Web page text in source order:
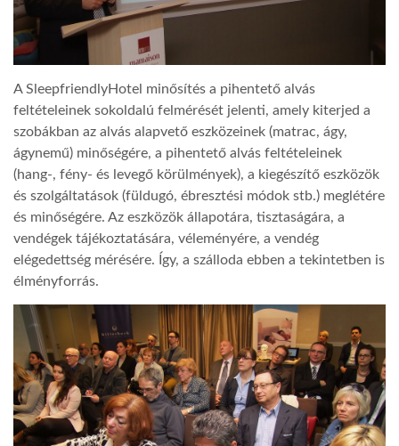
A SleepfriendlyHotel minősítés a pihentető alvás
feltételeinek sokoldalú felmérését jelenti, amely kiterjed a
szobákban az alvás alapvető eszközeinek (matrac, ágy,
ágynemű) minőségére, a pihentető alvás feltételeinek
(hang-, fény- és levegő körülmények), a kiegészítő eszközök
és szolgáltatások (füldugó, ébresztési módok stb.) meglétére
és minőségére. Az eszközök állapotára, tisztaságára, a
vendégek tájékoztatására, véleményére, a vendég
elégedettség mérésére. Így, a szálloda ebben a tekintetben is
élményforrás.